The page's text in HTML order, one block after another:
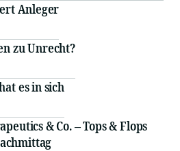
Anleger
zu Unrecht?
es in sich
& Co. – Tops & Flops